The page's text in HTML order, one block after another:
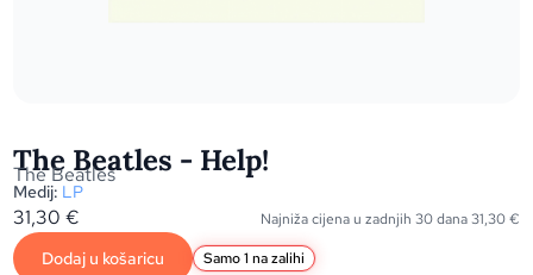
The Beatles - Help!
The Beatles
Medij: LP
31,30€ Najniža cijena u zadnjih 30 dana31,30€
Dodaj u košaricu Samo 1 na zalihi